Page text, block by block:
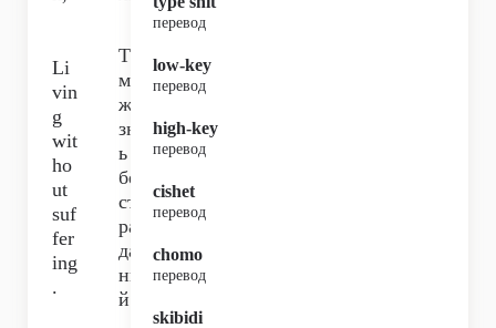
Li
vin
g
wit
ho
ut
suf
fer
ing
.
Та
м
жи
зн
ь
без
ст
ра
да
ни
й.
перевод
low-key
перевод
high-key
перевод
cishet
перевод
chomo
перевод
skibidi